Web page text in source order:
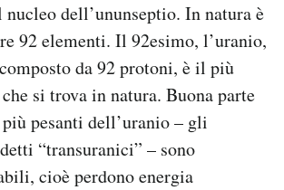
dell’ununseptio. In natura è
92 elementi. Il 92esimo, l’uranio,
da 92 protoni, è il più
si trova in natura. Buona parte
pesanti dell’uranio – gli
“transuranici” – sono
cioè perdono energia